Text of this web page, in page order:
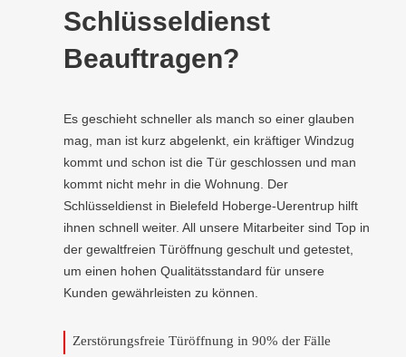
Schlüsseldienst
Beauftragen?
Es geschieht schneller als manch so einer glauben
mag, man ist kurz abgelenkt, ein kräftiger Windzug
kommt und schon ist die Tür geschlossen und man
kommt nicht mehr in die Wohnung. Der
Schlüsseldienst in Bielefeld Hoberge-Uerentrup hilft
ihnen schnell weiter. All unsere Mitarbeiter sind Top in
der gewaltfreien Türöffnung geschult und getestet,
um einen hohen Qualitätsstandard für unsere
Kunden gewährleisten zu können.
Zerstörungsfreie Türöffnung in 90% der Fälle